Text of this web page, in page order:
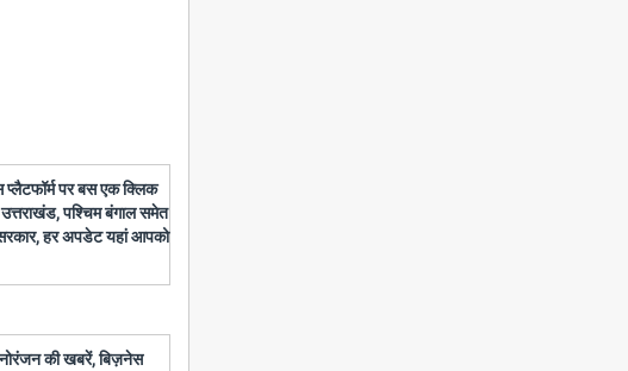
प्लैटफॉर्म पर बस एक क्लिक
उत्तराखंड, पश्चिम बंगाल समेत
सरकार, हर अपडेट यहां आपको
की खबरें, बिज़नेस